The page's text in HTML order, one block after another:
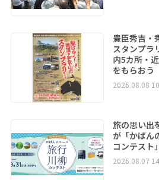
豊臣秀吉・
スタンプ
内5カ所・
をもらおう
2026.08.08
旅の思い出
が「かばん
コンテスト
2026.08.07